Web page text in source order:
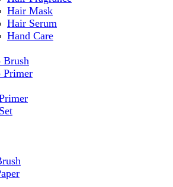
Hair Mask
Hair Serum
Hand Care
Brush
Primer